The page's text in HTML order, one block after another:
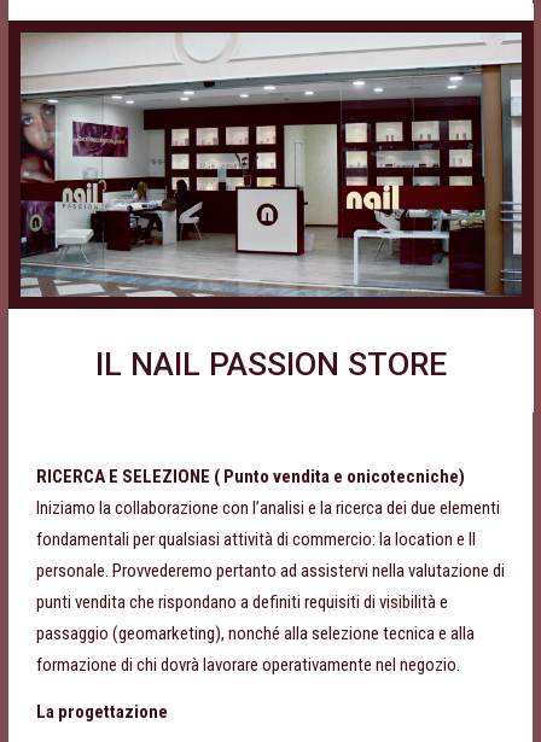
IL NAIL PASSION STORE
RICERCA E SELEZIONE ( Punto vendita e onicotecniche)
Iniziamo la collaborazione con l’analisi e la ricerca dei due elementi
fondamentali per qualsiasi attività di commercio: la location e Il
personale. Provvederemo pertanto ad assistervi nella valutazione di
punti vendita che rispondano a definiti requisiti di visibilità e
passaggio (geomarketing), nonché alla selezione tecnica e alla
formazione di chi dovrà lavorare operativamente nel negozio.
La progettazione